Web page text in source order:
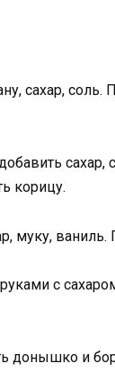
сахар,
корицу.
муку,
с
и